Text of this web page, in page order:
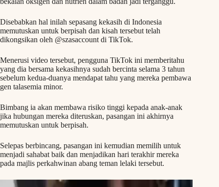
Disebabkan hal inilah sepasang kekasih di Indonesia
memutuskan untuk berpisah dan kisah tersebut telah
dikongsikan oleh @szasaccount di TikTok.
Menerusi video tersebut, pengguna TikTok ini memberitahu
yang dia bersama kekasihnya sudah bercinta selama 3 tahun
sebelum kedua-duanya mendapat tahu yang mereka pembawa
gen talasemia minor.
Bimbang ia akan membawa risiko tinggi kepada anak-anak
jika hubungan mereka diteruskan, pasangan ini akhirnya
memutuskan untuk berpisah.
Selepas berbincang, pasangan ini kemudian memilih untuk
menjadi sahabat baik dan menjadikan hari terakhir mereka
pada majlis perkahwinan abang teman lelaki tersebut.